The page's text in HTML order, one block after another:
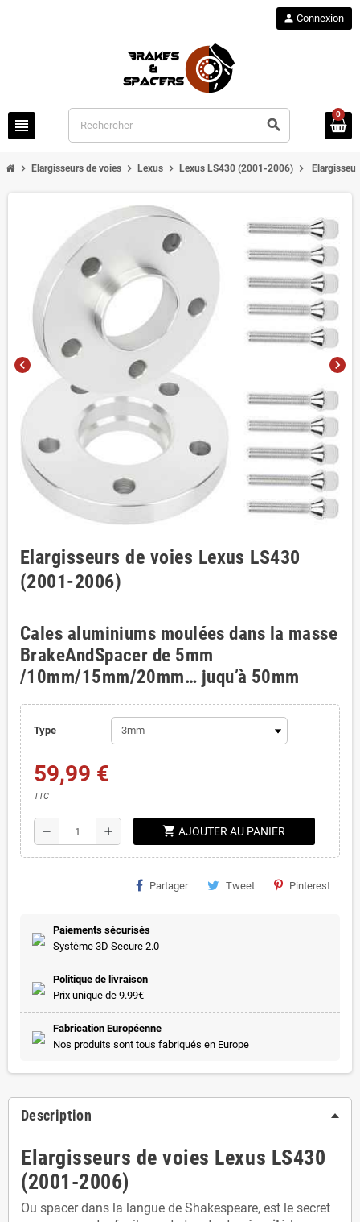
view_headline search
person Connexion
0
chevron_right Elargisseurs de voies chevron_right Lexus chevron_right Lexus LS430 (2001-2006) chevron_right
chevron_left chevron_right
Elargisseurs de voies Lexus LS430
(2001-2006)
Cales aluminiums moulées dans la masse
BrakeAndSpacer de 5mm
/10mm/15mm/20mm… juqu’à 50mm
Type
59,99 €
TTC
remove add shopping_cart AJOUTER AU PANIER
Partager Tweet Pinterest
Paiements sécurisés
Système 3D Secure 2.0
Politique de livraison
Prix unique de 9.99€
Fabrication Européenne
Nos produits sont tous fabriqués en Europe
Description
Elargisseurs de voies Lexus LS430
(2001-2006)
Ou spacer dans la langue de Shakespeare, est le secret